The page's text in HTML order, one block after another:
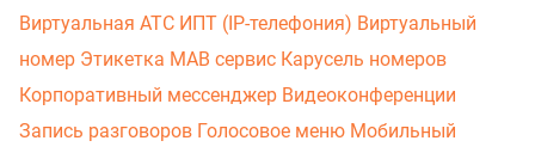
Виртуальная АТС ИПТ (IP-телефония) Виртуальный
номер Этикетка МАВ сервис Карусель номеров
Корпоративный мессенджер Видеоконференции
Запись разговоров Голосовое меню Мобильный